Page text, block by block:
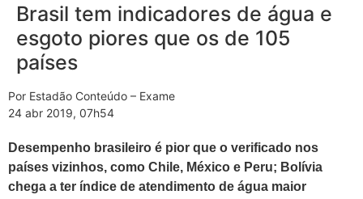
Brasil tem indicadores de água e
esgoto piores que os de 105
países
Por Estadão Conteúdo – Exame
24 abr 2019, 07h54
Desempenho brasileiro é pior que o verificado nos
países vizinhos, como Chile, México e Peru; Bolívia
chega a ter índice de atendimento de água maior